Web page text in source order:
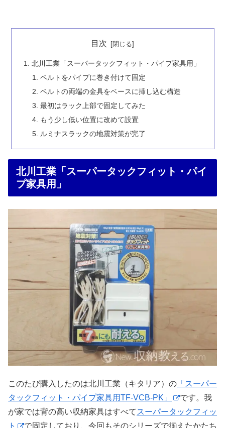
目次
北川工業「スーパータックフィット・パイプ家具用」
ベルトをパイプに巻き付けて固定
ベルトの両端の金具をベースに挿し込む構造
最初はラック上部で固定してみた
もう少し低い位置に改めて設置
ルミナスラックの地震対策が完了
北川工業「スーパータックフィット・パイ
プ家具用」
このたび購入したのは北川工業（キタリア）の 「スーパー
タックフィット・パイプ家具用TF-VCB-PK」
です。我
が家では背の高い収納家具はすべてスーパータックフィッ
ト
で固定しており、今回もそのシリーズで揃えたかたち